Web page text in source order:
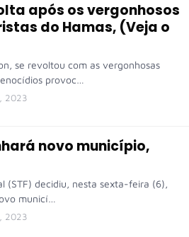
após os vergonhosos
do Hamas, (Veja o
se revoltou com as vergonhosas
provoc…
2023
novo município,
(STF) decidiu, nesta sexta-feira (6),
municí…
2023